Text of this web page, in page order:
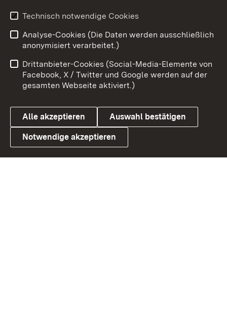
Youtube
Link zum Landesportal
Benutzungshinweise
Barrierefreiheit
Datenschutz
Cookies
Technisch notwendige Cookies
Analyse-Cookies (Die Daten werden ausschließlich
anonymisiert verarbeitet.)
Drittanbieter-Cookies (Social-Media-Elemente von
Facebook, X / Twitter und Google werden auf der
gesamten Webseite aktiviert.)
Alle akzeptieren Auswahl bestätigen
Notwendige akzeptieren